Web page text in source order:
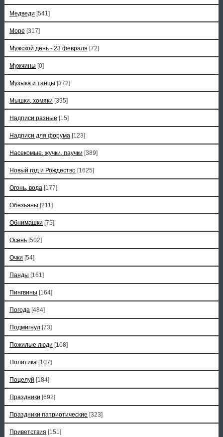
Медведи [541]
Море [317]
Мужской день - 23 февраля [72]
Мужчины [0]
Музыка и танцы [372]
Мышки, хомяки [395]
Надписи разные [15]
Надписи для форума [123]
Насекомые, жучки, паучки [389]
Новый год и Рождество [1625]
Огонь, вода [177]
Обезьяны [211]
Обнимашки [75]
Осень [502]
Очки [54]
Панды [161]
Пингвины [164]
Погода [484]
Подмигнул [73]
Пожилые люди [108]
Политика [107]
Поцелуй [184]
Праздники [692]
Праздники патриотические [323]
Приветствия [151]